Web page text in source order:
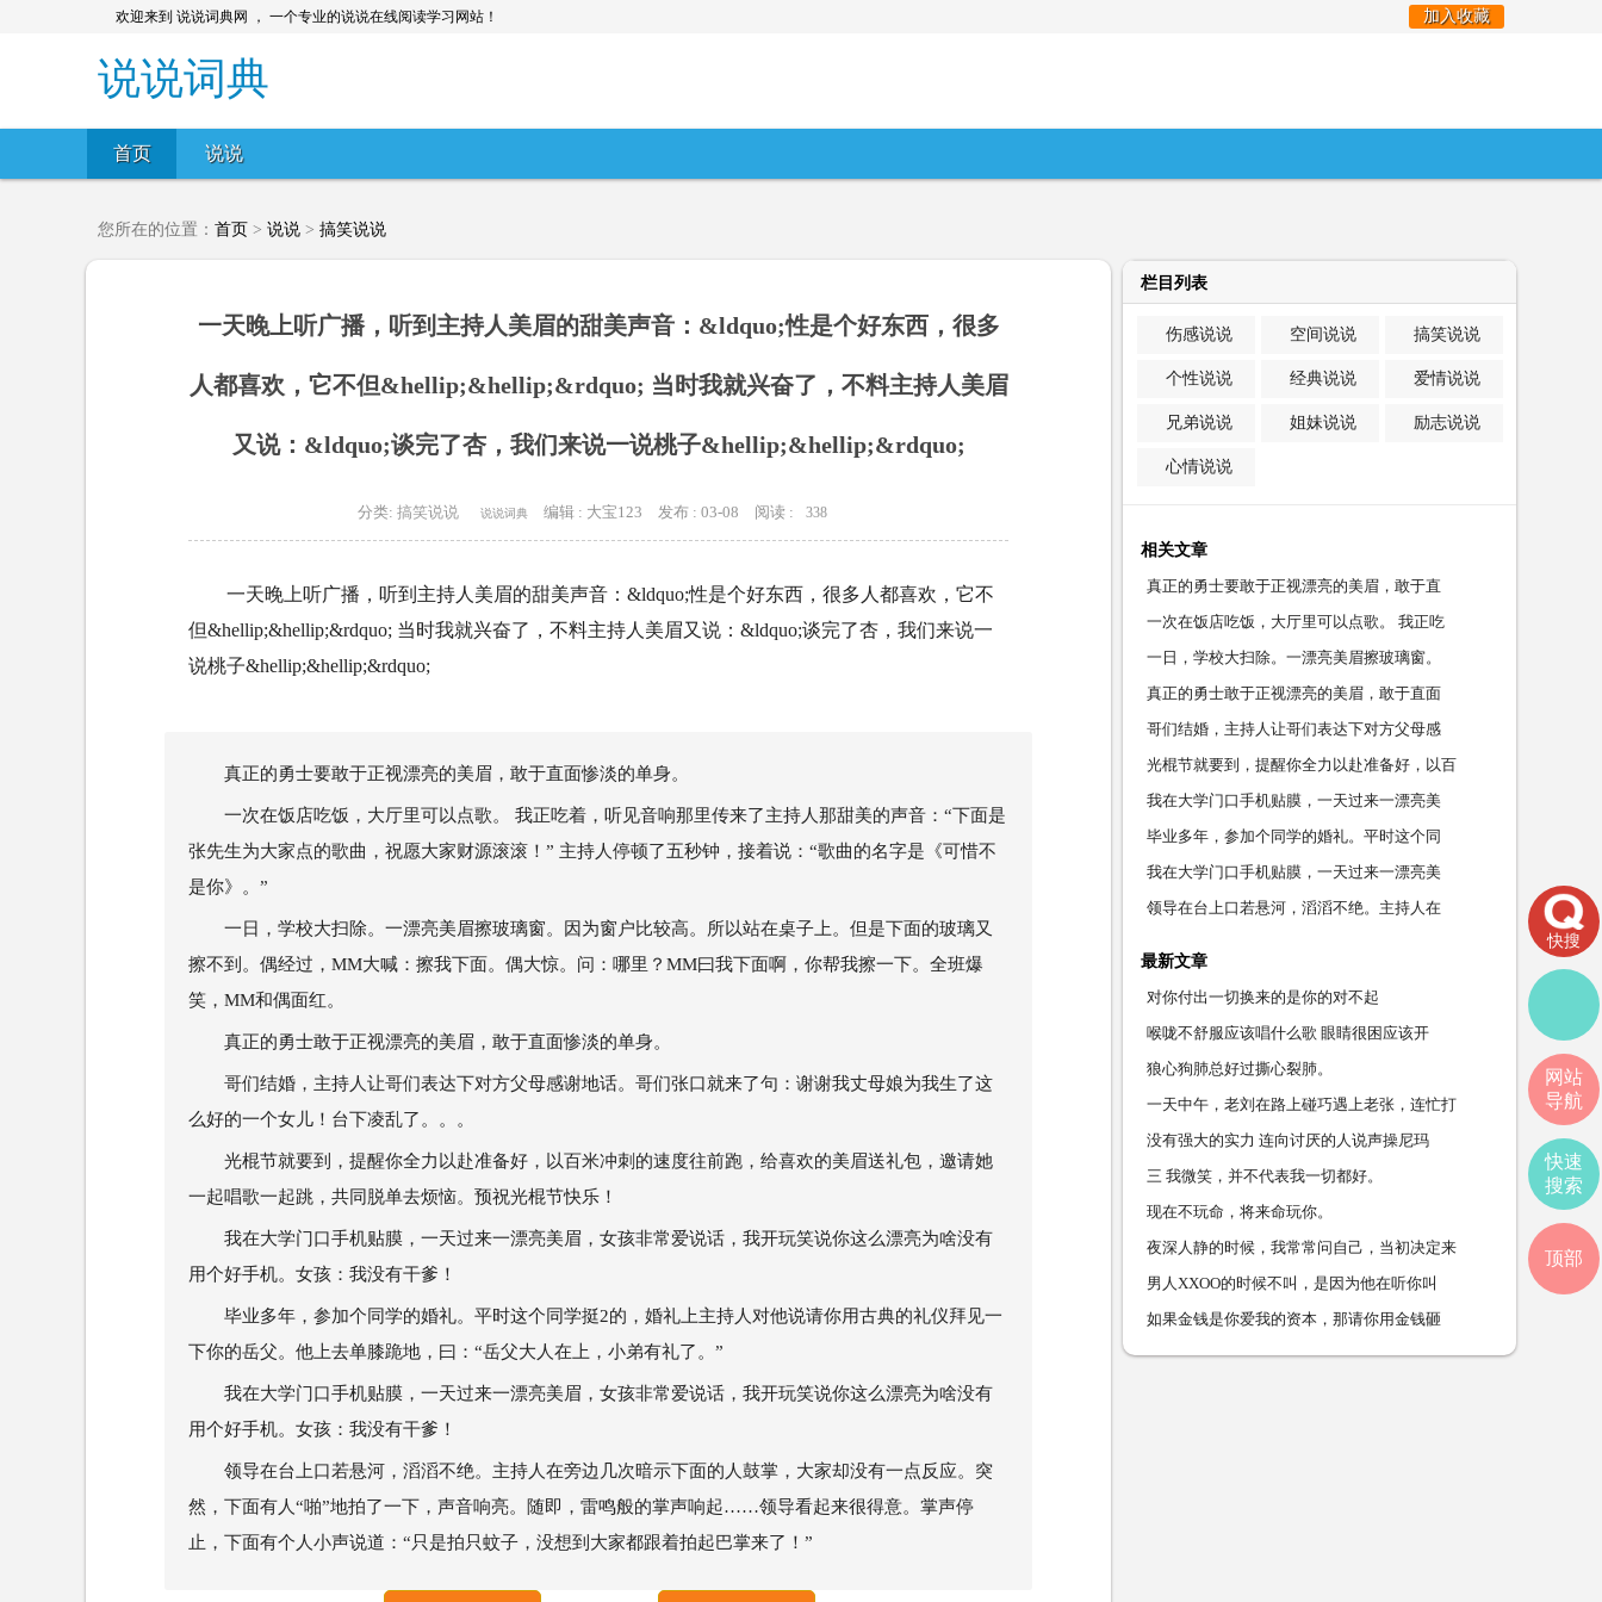
欢迎来到 说说词典网 ， 一个专业的说说在线阅读学习网站！ 加入收藏
说说词典
首页 说说
您所在的位置： 首页 > 说说 > 搞笑说说
一天晚上听广播，听到主持人美眉的甜美声音：&ldquo;性是个好东西，很多
人都喜欢，它不但&hellip;&hellip;&rdquo; 当时我就兴奋了，不料主持人美眉
又说：&ldquo;谈完了杏，我们来说一说桃子&hellip;&hellip;&rdquo;
分类: 搞笑说说 说说词典 编辑 : 大宝123 发布 : 03-08 阅读 : 338
一天晚上听广播，听到主持人美眉的甜美声音：&ldquo;性是个好东西，很多人都喜欢，它不
但&hellip;&hellip;&rdquo; 当时我就兴奋了，不料主持人美眉又说：&ldquo;谈完了杏，我们来说一
说桃子&hellip;&hellip;&rdquo;
真正的勇士要敢于正视漂亮的美眉，敢于直面惨淡的单身。
一次在饭店吃饭，大厅里可以点歌。 我正吃着，听见音响那里传来了主持人那甜美的声音：“下面是
张先生为大家点的歌曲，祝愿大家财源滚滚！” 主持人停顿了五秒钟，接着说：“歌曲的名字是《可惜不
是你》。”
一日，学校大扫除。一漂亮美眉擦玻璃窗。因为窗户比较高。所以站在桌子上。但是下面的玻璃又
擦不到。偶经过，MM大喊：擦我下面。偶大惊。问：哪里？MM曰我下面啊，你帮我擦一下。全班爆
笑，MM和偶面红。
真正的勇士敢于正视漂亮的美眉，敢于直面惨淡的单身。
哥们结婚，主持人让哥们表达下对方父母感谢地话。哥们张口就来了句：谢谢我丈母娘为我生了这
么好的一个女儿！台下凌乱了。。。
光棍节就要到，提醒你全力以赴准备好，以百米冲刺的速度往前跑，给喜欢的美眉送礼包，邀请她
一起唱歌一起跳，共同脱单去烦恼。预祝光棍节快乐！
我在大学门口手机贴膜，一天过来一漂亮美眉，女孩非常爱说话，我开玩笑说你这么漂亮为啥没有
用个好手机。女孩：我没有干爹！
毕业多年，参加个同学的婚礼。平时这个同学挺2的，婚礼上主持人对他说请你用古典的礼仪拜见一
下你的岳父。他上去单膝跪地，曰：“岳父大人在上，小弟有礼了。”
我在大学门口手机贴膜，一天过来一漂亮美眉，女孩非常爱说话，我开玩笑说你这么漂亮为啥没有
用个好手机。女孩：我没有干爹！
领导在台上口若悬河，滔滔不绝。主持人在旁边几次暗示下面的人鼓掌，大家却没有一点反应。突
然，下面有人“啪”地拍了一下，声音响亮。随即，雷鸣般的掌声响起……领导看起来很得意。掌声停
止，下面有个人小声说道：“只是拍只蚊子，没想到大家都跟着拍起巴掌来了！”
栏目列表
伤感说说 空间说说 搞笑说说
个性说说 经典说说 爱情说说
兄弟说说 姐妹说说 励志说说
心情说说
相关文章
真正的勇士要敢于正视漂亮的美眉，敢于直
一次在饭店吃饭，大厅里可以点歌。 我正吃
一日，学校大扫除。一漂亮美眉擦玻璃窗。
真正的勇士敢于正视漂亮的美眉，敢于直面
哥们结婚，主持人让哥们表达下对方父母感
光棍节就要到，提醒你全力以赴准备好，以百
我在大学门口手机贴膜，一天过来一漂亮美
毕业多年，参加个同学的婚礼。平时这个同
我在大学门口手机贴膜，一天过来一漂亮美
领导在台上口若悬河，滔滔不绝。主持人在
最新文章
对你付出一切换来的是你的对不起
喉咙不舒服应该唱什么歌 眼睛很困应该开
狼心狗肺总好过撕心裂肺。
一天中午，老刘在路上碰巧遇上老张，连忙打
没有强大的实力 连向讨厌的人说声操尼玛
三 我微笑，并不代表我一切都好。
现在不玩命，将来命玩你。
夜深人静的时候，我常常问自己，当初决定来
男人XXOO的时候不叫，是因为他在听你叫
如果金钱是你爱我的资本，那请你用金钱砸
快搜
网站
导航
快速
搜索
顶部